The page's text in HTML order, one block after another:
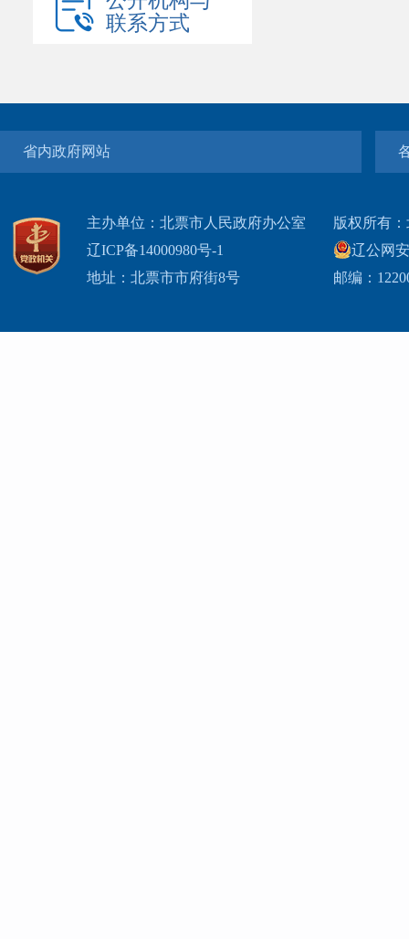
联系方式
省内政府网站
主办单位：北票市人民政府办公室
辽ICP备14000980号-1
地址：北票市市府街8号
版权所有
辽公网
邮编：